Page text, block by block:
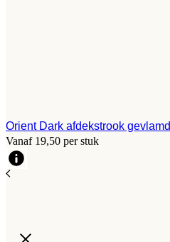
Orient Dark afdekstrook gevlamd
Vanaf 19,50 per stuk